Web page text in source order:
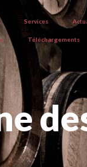
Services
Téléchargements